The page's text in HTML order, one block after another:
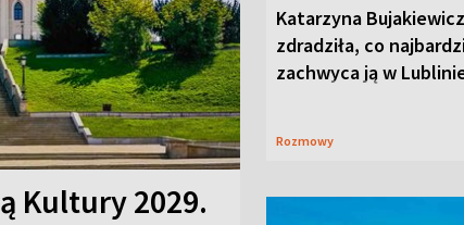
Kultury 2029.
Katarzyna Bujakiewicz
zdradziła, co
zachwyca ją w
Rozmowy